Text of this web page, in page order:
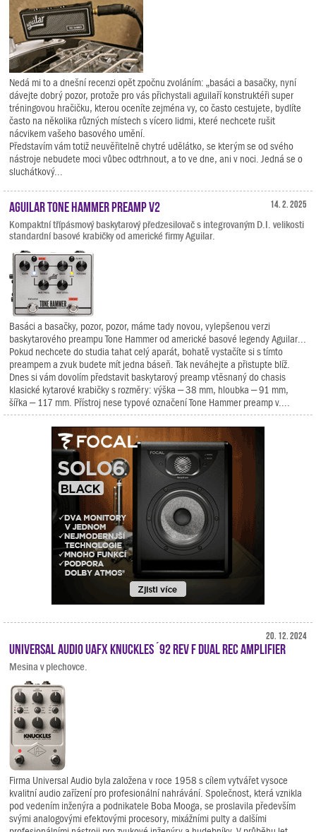
Nedá mi to a dnešní recenzi opět zpočnu zvoláním: „basáci a basačky, nyní
dávejte dobrý pozor, protože pro vás přichystali aguilaří konstruktéři super
tréningovou hračičku, kterou oceníte zejména vy, co často cestujete, bydlíte
často na několika různých místech s vícero lidmi, které nechcete rušit
nácvikem vašeho basového umění.
Představím vám totiž neuvěřitelně chytré udělátko, se kterým se od svého
nástroje nebudete moci vůbec odtrhnout, a to ve dne, ani v noci. Jedná se o
sluchátkový...
14. 2. 2025
Aguilar Tone Hammer Preamp V2
Kompaktní třípásmový baskytarový předzesilovač s integrovaným D.I. velikosti
standardní basové krabičky od americké firmy Aguilar.
Basáci a basačky, pozor, pozor, máme tady novou, vylepšenou verzi
baskytarového preampu Tone Hammer od americké basové legendy Aguilar...
Pokud nechcete do studia tahat celý aparát, bohatě vystačíte si s tímto
preampem a zvuk budete mít jedna báseň. Tak neváhejte a přistupte blíž.
Dnes si vám dovolím představit baskytarový preamp vtěsnaný do chasis
klasické kytarové krabičky s rozměry: výška – 38 mm, hloubka – 91 mm,
šířka – 117 mm. Přístroj nese typové označení Tone Hammer preamp v....
20. 12. 2024
Universal Audio UAFX Knuckles ´92 Rev F Dual Rec Amplifier
Mesina v plechovce.
Firma Universal Audio byla založena v roce 1958 s cílem vytvářet vysoce
kvalitní audio zařízení pro profesionální nahrávání. Společnost, která vznikla
pod vedením inženýra a podnikatele Boba Mooga, se proslavila především
svými analogovými efektovými procesory, mixážními pulty a dalšími